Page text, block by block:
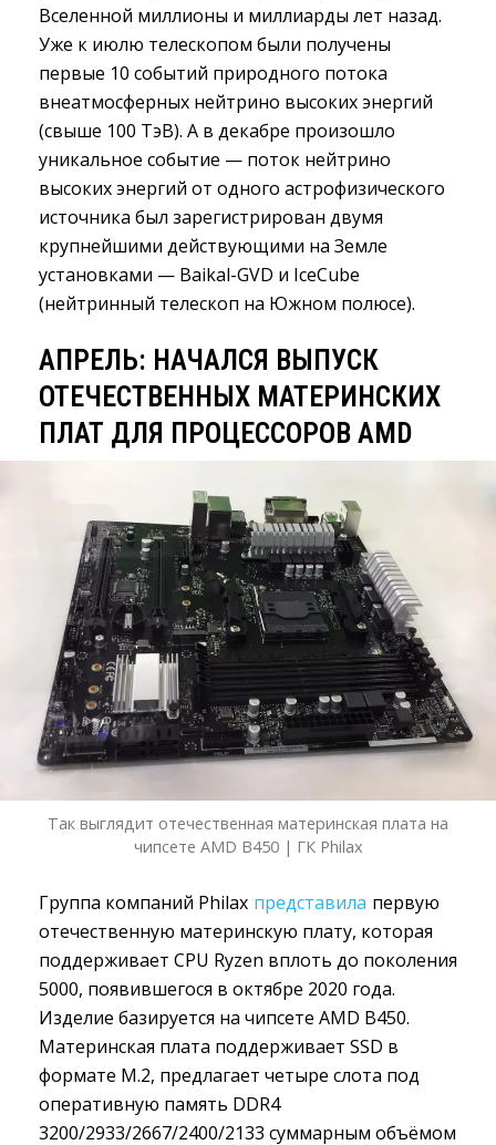
Вселенной миллионы и миллиарды лет назад.
Уже к июлю телескопом были получены
первые 10 событий природного потока
внеатмосферных нейтрино высоких энергий
(свыше 100 ТэВ). А в декабре произошло
уникальное событие — поток нейтрино
высоких энергий от одного астрофизического
источника был зарегистрирован двумя
крупнейшими действующими на Земле
установками — Baikal-GVD и IceCube
(нейтринный телескоп на Южном полюсе).
АПРЕЛЬ: НАЧАЛСЯ ВЫПУСК
ОТЕЧЕСТВЕННЫХ МАТЕРИНСКИХ
ПЛАТ ДЛЯ ПРОЦЕССОРОВ AMD
Так выглядит отечественная материнская плата на
чипсете AMD B450 | ГК Philax
Группа компаний Philax представила первую
отечественную материнскую плату, которая
поддерживает CPU Ryzen вплоть до поколения
5000, появившегося в октябре 2020 года.
Изделие базируется на чипсете AMD B450.
Материнская плата поддерживает SSD в
формате M.2, предлагает четыре слота под
оперативную память DDR4
3200/2933/2667/2400/2133 суммарным объёмом